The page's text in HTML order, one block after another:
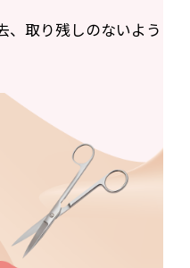
、取り残しのないよう